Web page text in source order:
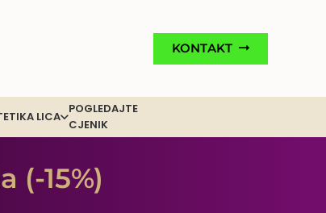
KONTAKT
LICA
POGLEDAJTE
CJENIK
(-15%)